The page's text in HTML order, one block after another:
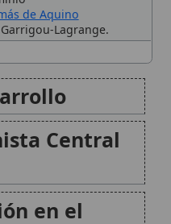
FideScore™ 8.56• 54 visitas
Sugerir mejora •Compartir